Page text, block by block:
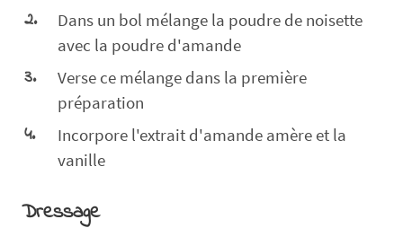
Dans un bol mélange la poudre de noisette
avec la poudre d'amande
Verse ce mélange dans la première
préparation
Incorpore l'extrait d'amande amère et la
vanille
Dressage